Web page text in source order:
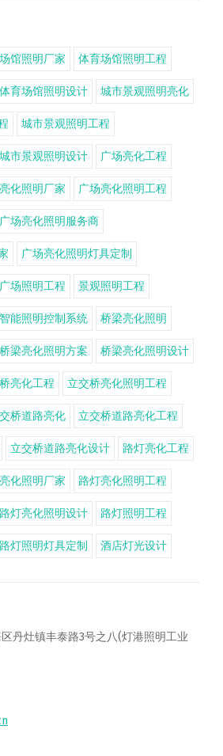
馆照明厂家 体育场馆照明工程
体育场馆照明设计 城市景观照明亮化
城市景观照明工程
城市景观照明设计 广场亮化工程
化照明厂家 广场亮化照明工程
广场亮化照明服务商
广场亮化照明灯具定制
广场照明工程 景观照明工程
智能照明控制系统 桥梁亮化照明
桥梁亮化照明方案 桥梁亮化照明设计
亮化工程 立交桥亮化照明工程
桥道路亮化 立交桥道路亮化工程
立交桥道路亮化设计 路灯亮化工程
化照明厂家 路灯亮化照明工程
路灯亮化照明设计 路灯照明工程
路灯照明灯具定制 酒店灯光设计
丹灶镇丰泰路3号之八(灯港照明工业